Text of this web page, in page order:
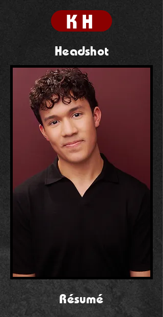
KH
Headshot
Résumé